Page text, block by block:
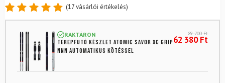
Értékelés
5-ből,
17
értékelés
alapján
(17vásárlói értékelés)
RAKTÁRON
Terepfutó készlet ATOMIC Savor XC Grip
NNN Automatikus kötéssel
89 700Ft
62 380Ft